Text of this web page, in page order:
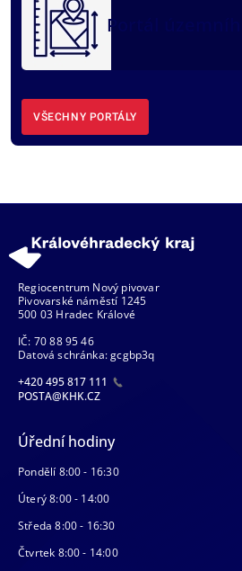
Portál
VŠECHNY PORTÁLY
Regiocentrum Nový pivovar
Pivovarské náměstí 1245
500 03 Hradec Králové
IČ: 70 88 95 46
Datová schránka: gcgbp3q
+420 495 817 111
POSTA@KHK.CZ
Úřední hodiny
Pondělí 8:00 - 16:30
Úterý 8:00 - 14:00
Středa 8:00 - 16:30
Čtvrtek 8:00 - 14:00